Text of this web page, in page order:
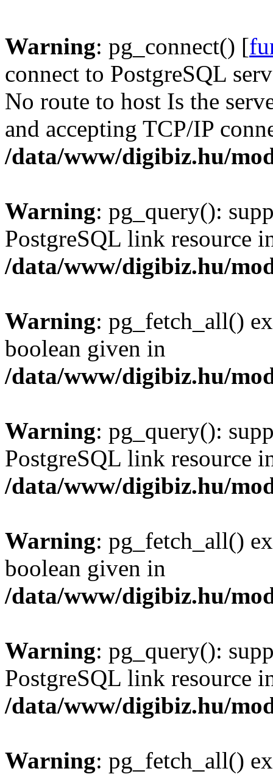
Warning: pg_connect() [
connect to PostgreSQL
No route to host Is the
and accepting TCP/IP
/data/www/digibiz.hu/
Warning: pg_query():
PostgreSQL link resource
/data/www/digibiz.hu/
Warning: pg_fetch_all()
boolean given in
/data/www/digibiz.hu/
Warning: pg_query():
PostgreSQL link resource
/data/www/digibiz.hu/
Warning: pg_fetch_all()
boolean given in
/data/www/digibiz.hu/
Warning: pg_query():
PostgreSQL link resource
/data/www/digibiz.hu/
Warning: pg_fetch_all()